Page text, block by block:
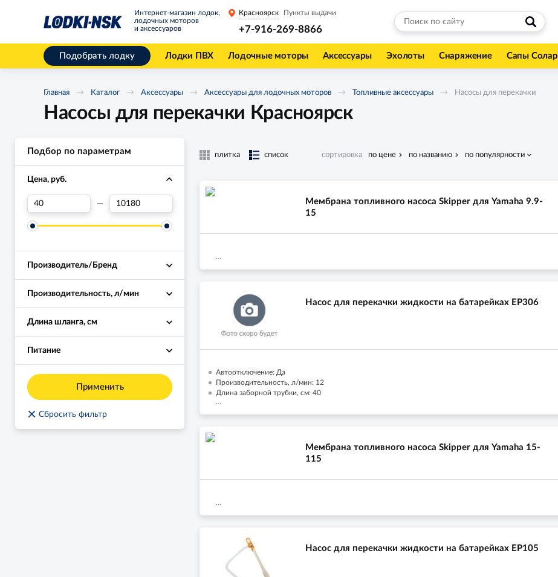
Интернет-магазин лодок,
лодочных моторов
и аксессуаров
Красноярск Пункты выдачи
+7-916-269-8866
Подобрать лодку Лодки ПВХ Лодочные моторы Аксессуары Эхолоты Снаряжение Сапы Солар
Главная Каталог Аксессуары Аксессуары для лодочных моторов Топливные аксессуары Насосы для перекачки
Насосы для перекачки Красноярск
Подбор по параметрам
Цена, руб.
—
Производитель/Бренд
Производительность, л/мин
Длина шланга, см
Питание
Применить
× Сбросить фильтр
плитка список сортировка по цене по названию по популярности
Мембрана топливного насоса Skipper для Yamaha 9.9-
15
...
Насос для перекачки жидкости на батарейках EP306
Автоотключение: Да
Производительность, л/мин: 12
Длина заборной трубки, см: 40
...
Мембрана топливного насоса Skipper для Yamaha 15-
115
...
Насос для перекачки жидкости на батарейках EP105